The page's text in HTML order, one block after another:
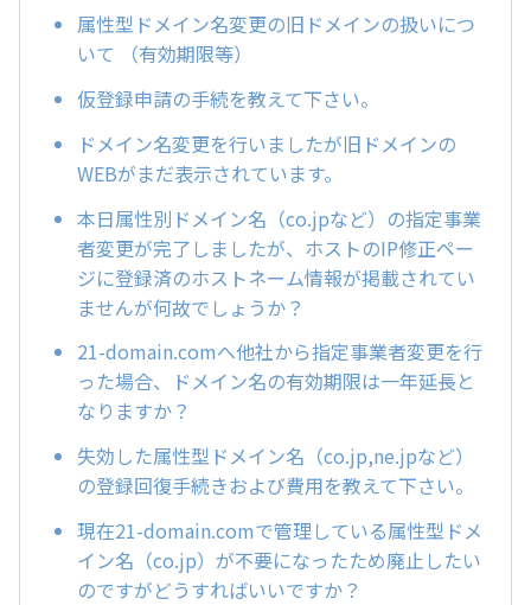
属性型ドメイン名変更の旧ドメインの扱いにつ
いて （有効期限等）
仮登録申請の手続を教えて下さい。
ドメイン名変更を行いましたが旧ドメインの
WEBがまだ表示されています。
本日属性別ドメイン名（co.jpなど）の指定事業
者変更が完了しましたが、ホストのIP修正ペー
ジに登録済のホストネーム情報が掲載されてい
ませんが何故でしょうか？
21-domain.comへ他社から指定事業者変更を行
った場合、ドメイン名の有効期限は一年延長と
なりますか？
失効した属性型ドメイン名（co.jp,ne.jpなど）
の登録回復手続きおよび費用を教えて下さい。
現在21-domain.comで管理している属性型ドメ
イン名（co.jp）が不要になったため廃止したい
のですがどうすればいいですか？